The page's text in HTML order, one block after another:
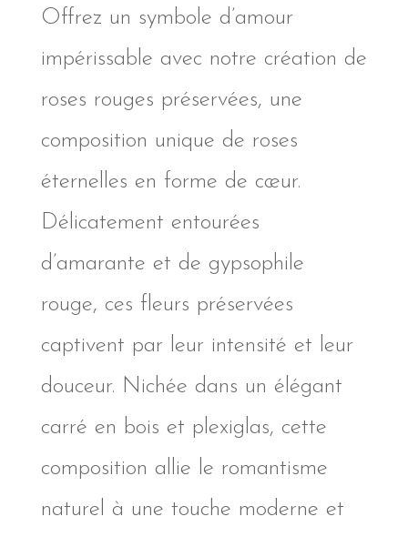
Offrez un symbole d’amour
impérissable avec notre création de
roses rouges préservées, une
composition unique de roses
éternelles en forme de cœur.
Délicatement entourées
d’amarante et de gypsophile
rouge, ces fleurs préservées
captivent par leur intensité et leur
douceur. Nichée dans un élégant
carré en bois et plexiglas, cette
composition allie le romantisme
naturel à une touche moderne et